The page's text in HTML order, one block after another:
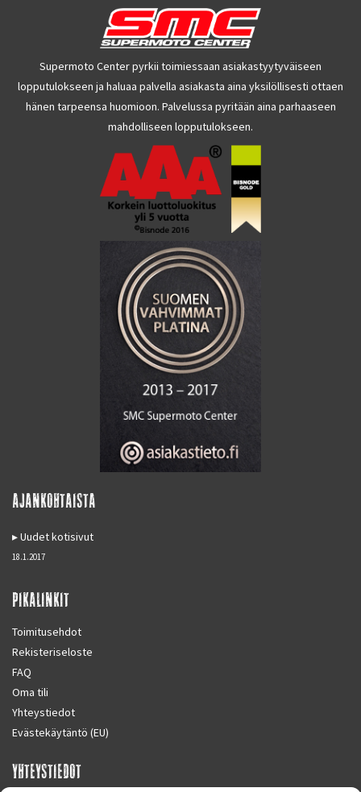
Supermoto Center pyrkii toimiessaan asiakastyytyväiseen
lopputulokseen ja haluaa palvella asiakasta aina yksilöllisesti ottaen
hänen tarpeensa huomioon. Palvelussa pyritään aina parhaaseen
mahdolliseen lopputulokseen.
AJANKOHTAISTA
Uudet kotisivut
18.1.2017
PIKALINKIT
Toimitusehdot
Rekisteriseloste
FAQ
Oma tili
Yhteystiedot
Evästekäytäntö (EU)
YHTEYSTIEDOT